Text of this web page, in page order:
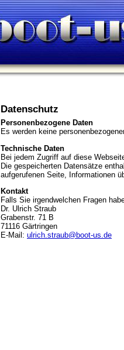
Datenschutz
Personenbezogene Daten
Es werden keine
Technische Daten
Bei jedem Zugriff auf diese
Die gespeicherten Datensätze
aufgerufenen Seite, Informationen
Kontakt
Falls Sie irgendwelchen Fragen
Dr. Ulrich Straub
Grabenstr. 71 B
71116 Gärtringen
E-Mail: ulrich.straub@boot-us.de